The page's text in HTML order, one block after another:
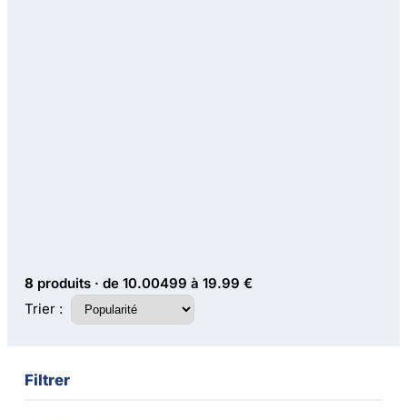
8 produits · de 10.00499 à 19.99 €
Trier :
Filtrer